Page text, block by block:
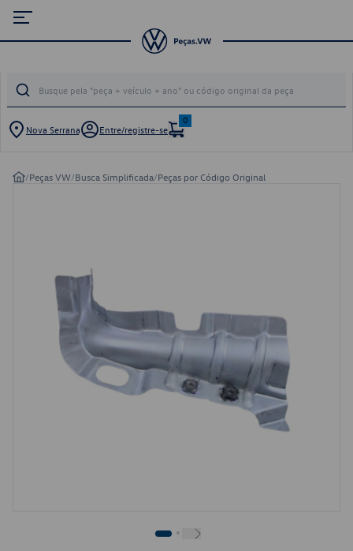
Nova Serrana Entre/registre-se
0
/Peças VW/Busca Simplificada/Peças por Código Original